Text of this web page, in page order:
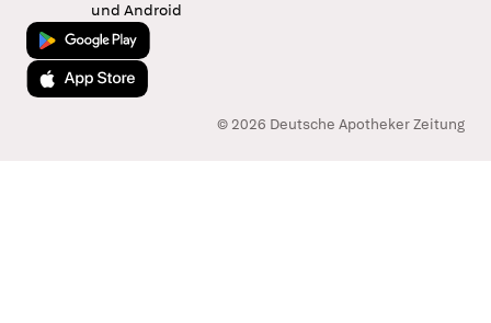
und Android
Jetzt bei Google Play
Laden im App Store
© 2026 Deutsche Apotheker Zeitung